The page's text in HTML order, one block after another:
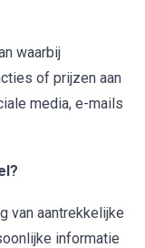
waarbij
of prijzen aan
media, e-mails
van aantrekkelijke
informatie